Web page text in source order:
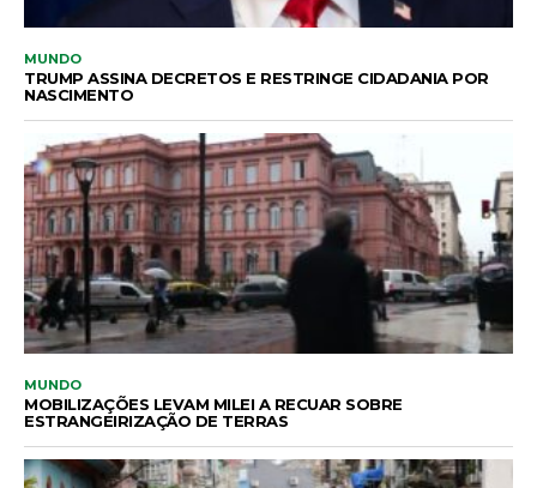
MUNDO
TRUMP ASSINA DECRETOS E RESTRINGE CIDADANIA POR
NASCIMENTO
MUNDO
MOBILIZAÇÕES LEVAM MILEI A RECUAR SOBRE
ESTRANGEIRIZAÇÃO DE TERRAS